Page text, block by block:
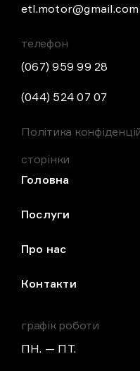
etl.motor@gmail.com
телефон
(067) 959 99 28
(044) 524 07 07
Політика
сторінки
Головна
Послуги
Про нас
Контакти
графік роботи
ПН. — ПТ.